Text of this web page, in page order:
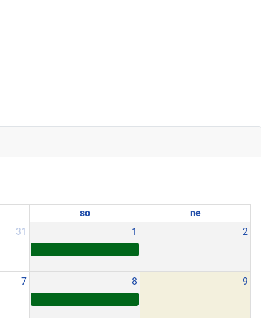
so
ne
31
1 2
7 8 9